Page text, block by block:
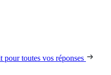
pour toutes vos réponses